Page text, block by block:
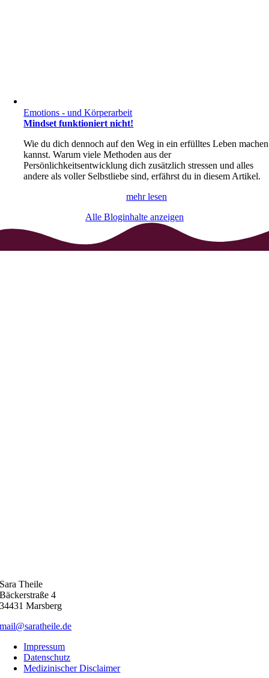
Emotions - und Körperarbeit
Mindset funktioniert nicht!
Wie du dich dennoch auf den Weg in ein erfülltes Leben machen
kannst. Warum viele Methoden aus der
Persönlichkeitsentwicklung dich zusätzlich stressen und alles
andere als voller Selbstliebe sind, erfährst du in diesem Artikel.
mehr lesen
Alle Bloginhalte anzeigen
Sara Theile
Bäckerstraße 4
34431 Marsberg
mail@saratheile.de
Impressum
Datenschutz
Medizinischer Disclaimer